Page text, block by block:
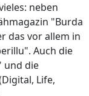
neben
"Burda
das vor allem in
Auch die
und die
Life,